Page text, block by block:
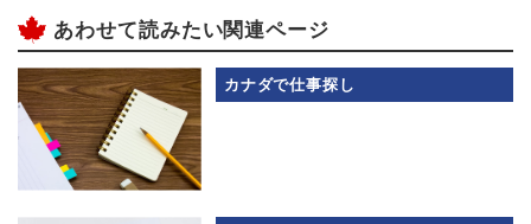
あわせて読みたい関連ページ
カナダで仕事探し